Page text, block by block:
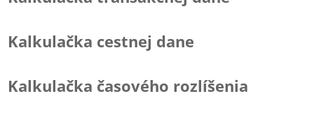
Kalkulačka cestnej dane
Kalkulačka časového rozlíšenia